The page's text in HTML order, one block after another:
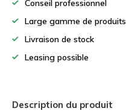
Conseil professionnel
Large gamme de produits
Livraison de stock
Leasing possible
Description du produit